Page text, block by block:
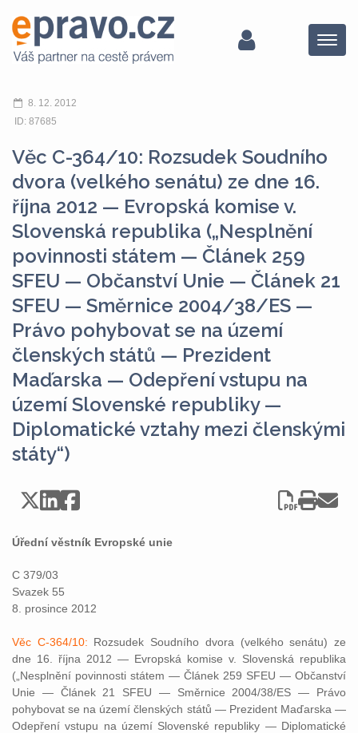
Menu
8. 12. 2012
ID: 87685
Věc C-364/10: Rozsudek Soudního
dvora (velkého senátu) ze dne 16.
října 2012 — Evropská komise v.
Slovenská republika („Nesplnění
povinnosti státem — Článek 259
SFEU — Občanství Unie — Článek 21
SFEU — Směrnice 2004/38/ES —
Právo pohybovat se na území
členských států — Prezident
Maďarska — Odepření vstupu na
území Slovenské republiky —
Diplomatické vztahy mezi členskými
státy“)
Úřední věstník Evropské unie
C 379/03
Svazek 55
8. prosince 2012
Věc C-364/10: Rozsudek Soudního dvora (velkého senátu) ze
dne 16. října 2012 — Evropská komise v. Slovenská republika
(„Nesplnění povinnosti státem — Článek 259 SFEU — Občanství
Unie — Článek 21 SFEU — Směrnice 2004/38/ES — Právo
pohybovat se na území členských států — Prezident Maďarska —
Odepření vstupu na území Slovenské republiky — Diplomatické